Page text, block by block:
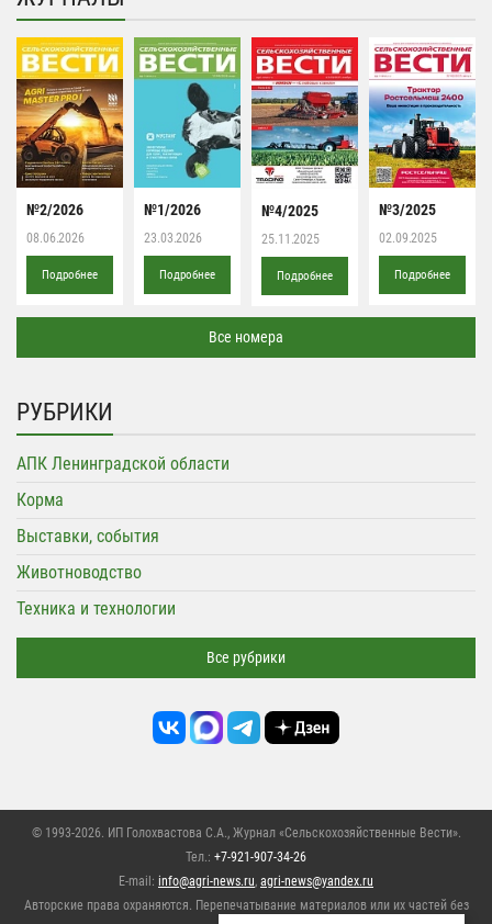
№2/2026
08.06.2026
Подробнее
№1/2026
23.03.2026
Подробнее
№4/2025
25.11.2025
Подробнее
№3/2025
02.09.2025
Подробнее
Все номера
РУБРИКИ
АПК Ленинградской области
Корма
Выставки, события
Животноводство
Техника и технологии
Все рубрики
© 1993-2026. ИП Голохвастова С.А., Журнал «Сельскохозяйственные Вести».
Тел.: +7-921-907-34-26
E-mail: info@agri-news.ru, agri-news@yandex.ru
Авторские права охраняются. Перепечатывание материалов или их частей без